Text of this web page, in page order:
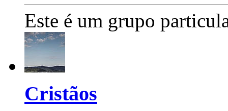
Este é um grupo
Cristãos